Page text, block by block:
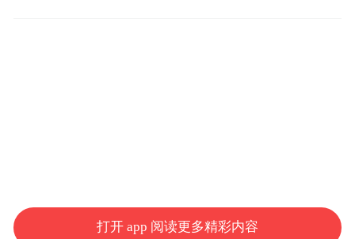
说，葫芦艺人在葫芦生长期采取勒、扎、
打开 app 阅读更多精彩内容